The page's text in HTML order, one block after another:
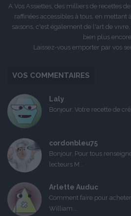
A Vos Assiettes, des milliers de recettes
raffinées accessibles à tous, en
saisons, c'est également de l'art de
bien plus
Laissez-vous emporter par vos
VOS COMMENTAIRES
Laly
Bonjour, Votre recette de
cordonbleu75
Bonjour, Pour tous
lecteurs M...
Arlette Auduc
Comment faire pour
William...